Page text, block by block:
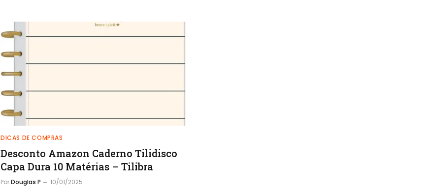
DICAS DE COMPRAS
Desconto Amazon Caderno Tilidisco
Capa Dura 10 Matérias – Tilibra
PorDouglas P 10/01/2025